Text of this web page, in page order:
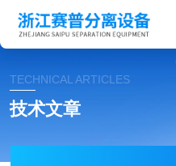
TECHNICAL ARTICLES
技术文章